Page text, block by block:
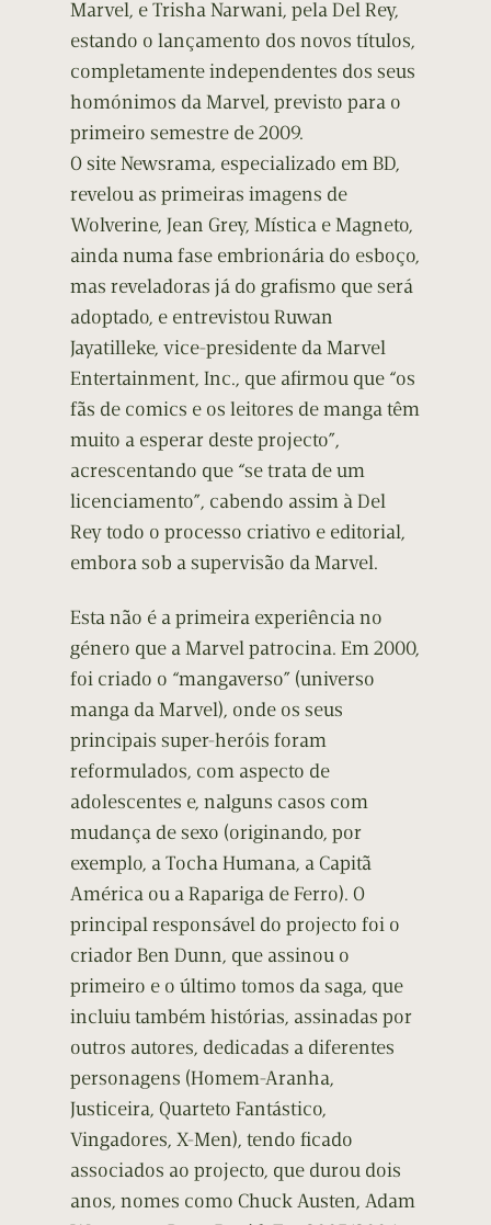
Marvel, e Trisha Narwani, pela Del Rey,
estando o lançamento dos novos títulos,
completamente independentes dos seus
homónimos da Marvel, previsto para o
primeiro semestre de 2009.
O site Newsrama, especializado em BD,
revelou as primeiras imagens de
Wolverine, Jean Grey, Mística e Magneto,
ainda numa fase embrionária do esboço,
mas reveladoras já do grafismo que será
adoptado, e entrevistou Ruwan
Jayatilleke, vice-presidente da Marvel
Entertainment, Inc., que afirmou que “os
fãs de comics e os leitores de manga têm
muito a esperar deste projecto”,
acrescentando que “se trata de um
licenciamento”, cabendo assim à Del
Rey todo o processo criativo e editorial,
embora sob a supervisão da Marvel.
Esta não é a primeira experiência no
género que a Marvel patrocina. Em 2000,
foi criado o “mangaverso” (universo
manga da Marvel), onde os seus
principais super-heróis foram
reformulados, com aspecto de
adolescentes e, nalguns casos com
mudança de sexo (originando, por
exemplo, a Tocha Humana, a Capitã
América ou a Rapariga de Ferro). O
principal responsável do projecto foi o
criador Ben Dunn, que assinou o
primeiro e o último tomos da saga, que
incluiu também histórias, assinadas por
outros autores, dedicadas a diferentes
personagens (Homem-Aranha,
Justiceira, Quarteto Fantástico,
Vingadores, X-Men), tendo ficado
associados ao projecto, que durou dois
anos, nomes como Chuck Austen, Adam